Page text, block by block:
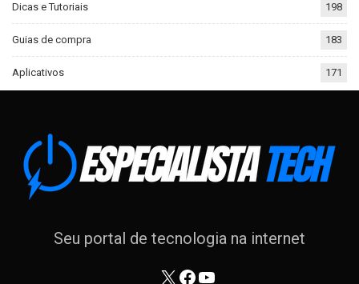
Dicas e Tutoriais 198
Guias de compra 183
Aplicativos 171
Seu portal de tecnologia na internet
X Facebook
Youtube